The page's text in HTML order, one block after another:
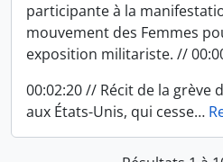
participante à la
mouvement des Femmes
exposition militariste. //
00:02:20 // Récit de la grève
aux États-Unis, qui cesse…